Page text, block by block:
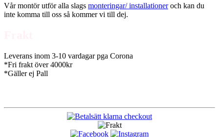
Vår montör utför alla slags monteringar/ installationeroch kan du
inte komma till oss så kommer vi till dej.
Leverans inom 3-10 vardagar pga Corona
*Fri frakt över 4000kr
*Gäller ej Pall